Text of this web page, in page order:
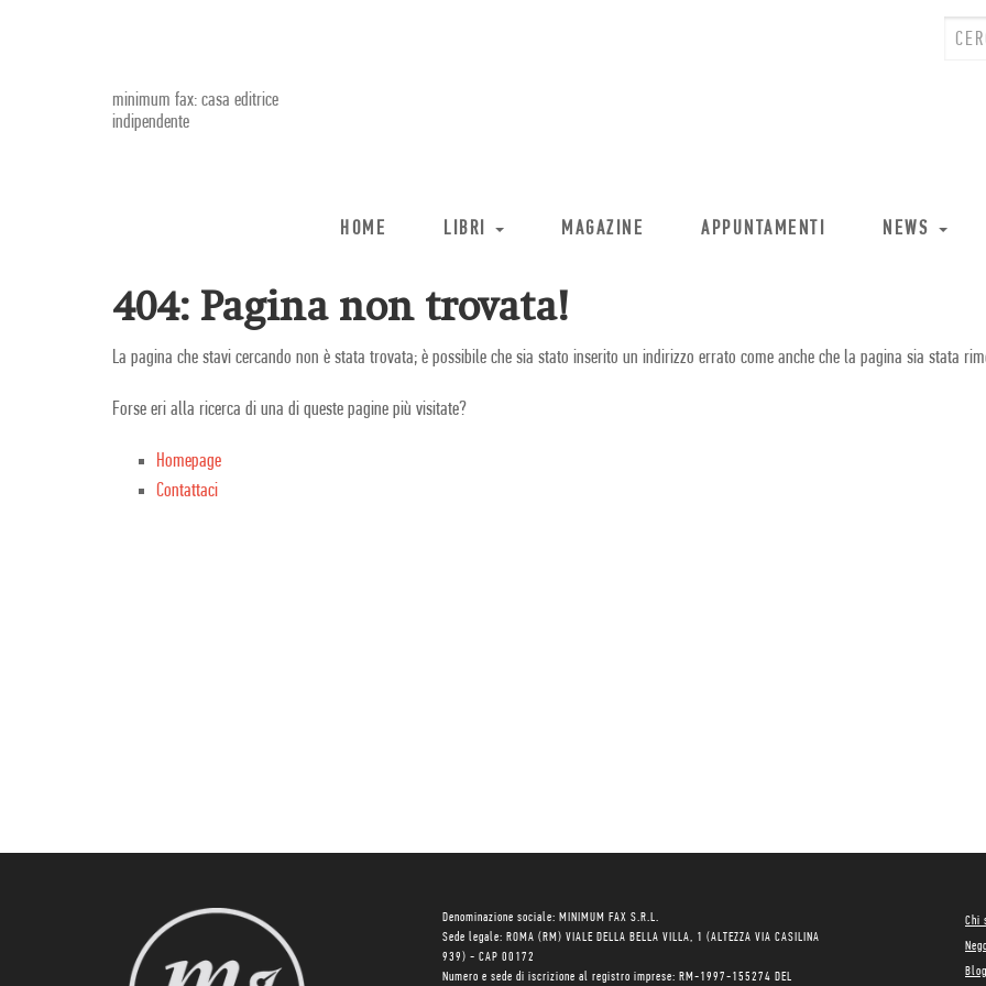
minimum fax: casa editrice
indipendente
HOME LIBRI MAGAZINE APPUNTAMENTI NEWS
404: Pagina non trovata!
La pagina che stavi cercando non è stata trovata; è possibile che sia stato inserito un indirizzo errato come anche che la pagina sia stata
Forse eri alla ricerca di una di queste pagine più visitate?
Homepage
Contattaci
Denominazione sociale: MINIMUM FAX S.R.L.
Sede legale: ROMA (RM) VIALE DELLA BELLA VILLA, 1 (ALTEZZA VIA CASILINA
939) - CAP 00172
Numero e sede di iscrizione al registro imprese: RM-1997-155274 DEL
Chi